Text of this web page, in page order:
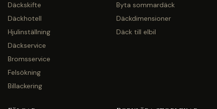
Däckskifte
Däckhotell
Hjulinställning
Däckservice
Bromsservice
Felsökning
Billackering
Byta sommardäck
Däckdimensioner
Däck till elbil